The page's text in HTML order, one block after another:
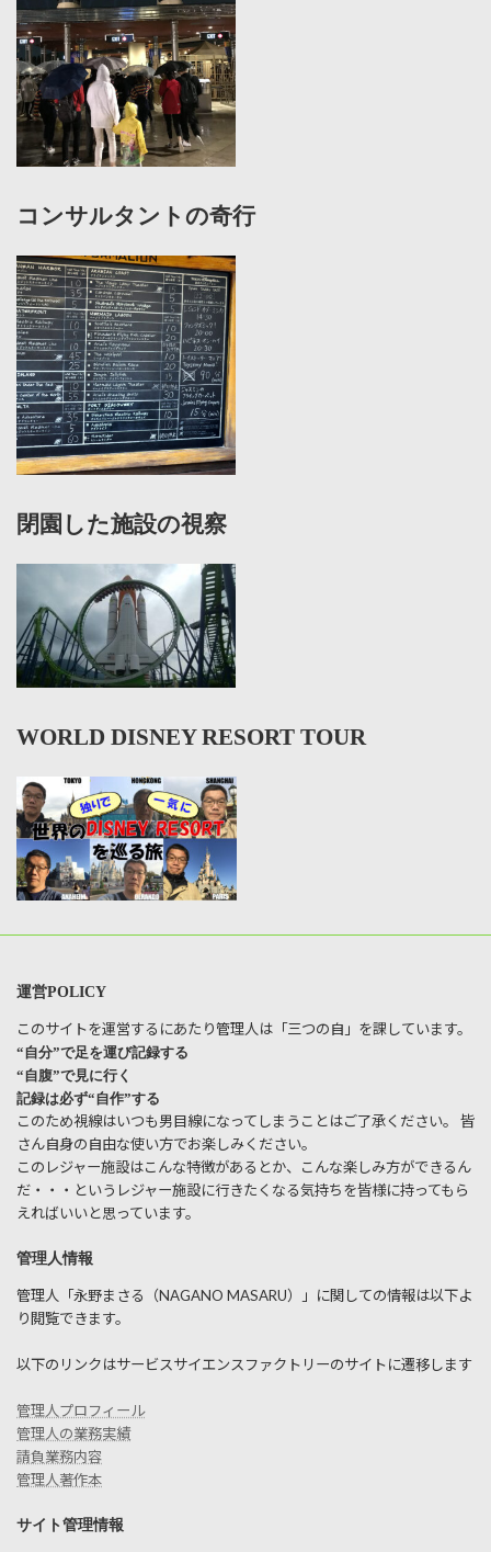
コンサルタントの奇行
閉園した施設の視察
WORLD DISNEY RESORT TOUR
運営POLICY
このサイトを運営するにあたり管理人は「三つの自」を課しています。
“自分”で足を運び記録する
“自腹”で見に行く
記録は必ず“自作”する
このため視線はいつも男目線になってしまうことはご了承ください。 皆
さん自身の自由な使い方でお楽しみください。
このレジャー施設はこんな特徴があるとか、こんな楽しみ方ができるん
だ・・・というレジャー施設に行きたくなる気持ちを皆様に持ってもら
えればいいと思っています。
管理人情報
管理人「永野まさる（NAGANO MASARU）」に関しての情報は以下よ
り閲覧できます。
以下のリンクはサービスサイエンスファクトリーのサイトに遷移します
管理人プロフィール
管理人の業務実績
請負業務内容
管理人著作本
サイト管理情報